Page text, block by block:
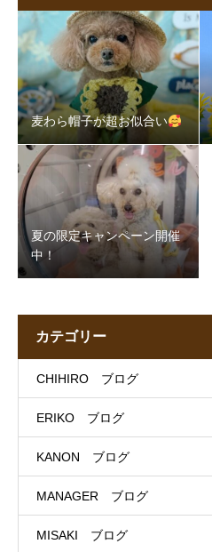
麦わら帽子が超お似合い
夏の限定キャンペーン開催
中！
カテゴリー
CHIHIRO ブログ
ERIKO ブログ
KANON ブログ
MANAGER ブログ
MISAKI ブログ